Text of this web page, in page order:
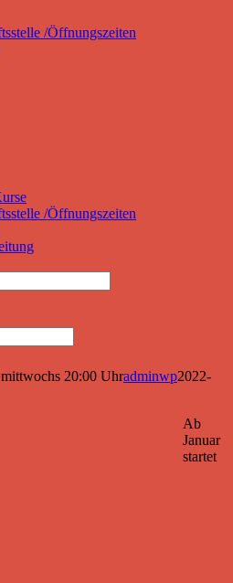
/Öffnungszeiten
/Öffnungszeiten
20:00 Uhradminwp2022-
Ab
Januar
startet